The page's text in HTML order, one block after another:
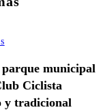
municipal
Ciclista
y tradicional